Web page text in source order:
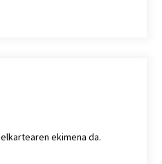
elkartearen ekimena da.